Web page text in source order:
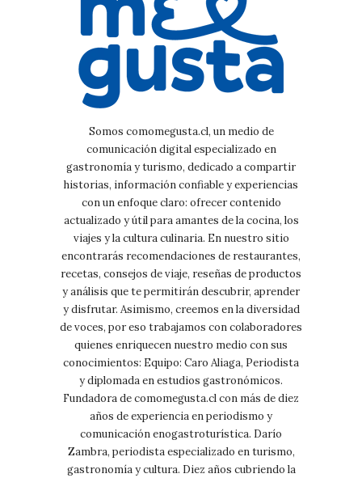
Somos comomegusta.cl, un medio de
comunicación digital especializado en
gastronomía y turismo, dedicado a compartir
historias, información confiable y experiencias
con un enfoque claro: ofrecer contenido
actualizado y útil para amantes de la cocina, los
viajes y la cultura culinaria. En nuestro sitio
encontrarás recomendaciones de restaurantes,
recetas, consejos de viaje, reseñas de productos
y análisis que te permitirán descubrir, aprender
y disfrutar. Asimismo, creemos en la diversidad
de voces, por eso trabajamos con colaboradores
quienes enriquecen nuestro medio con sus
conocimientos: Equipo: Caro Aliaga, Periodista
y diplomada en estudios gastronómicos.
Fundadora de comomegusta.cl con más de diez
años de experiencia en periodismo y
comunicación enogastroturística. Darío
Zambra, periodista especializado en turismo,
gastronomía y cultura. Diez años cubriendo la